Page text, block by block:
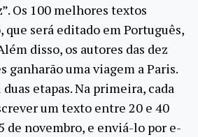
Os 100 melhores textos
será editado em Português,
disso, os autores das dez
ganharão uma viagem a Paris.
etapas. Na primeira, cada
um texto entre 20 e 40
de novembro, e enviá-lo por e-